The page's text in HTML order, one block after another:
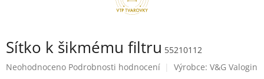
Sítko k šikmému filtru 55210112
Průměrné
Neohodnoceno Podrobnosti hodnocení Výrobce: V&G Valogin